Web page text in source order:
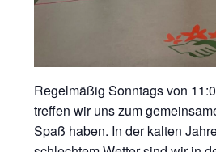
Regelmäßig Sonntags von
treffen wir uns zum
Spaß haben. In der kalten